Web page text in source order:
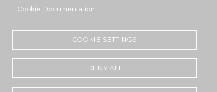
Cookie Documentation
COOKIE SETTINGS
DENY ALL
UniversityUniversityUniversityUniversity